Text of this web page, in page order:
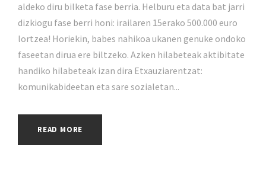
aldeko diru bilketa fase berria. Helburu eta data bat jarri
dizkiogu fase berri honi: irailaren 15erako 500.000 euro
lortzea! Horiekin, babes nahikoa ukanen genuke ondoko
faseetan dirua ere biltzeko. Azken hilabeteak aktibitate
handiko hilabeteak izan dira Etxauziarentzat:
komunikabideetan eta sare sozialetan...
READ MORE